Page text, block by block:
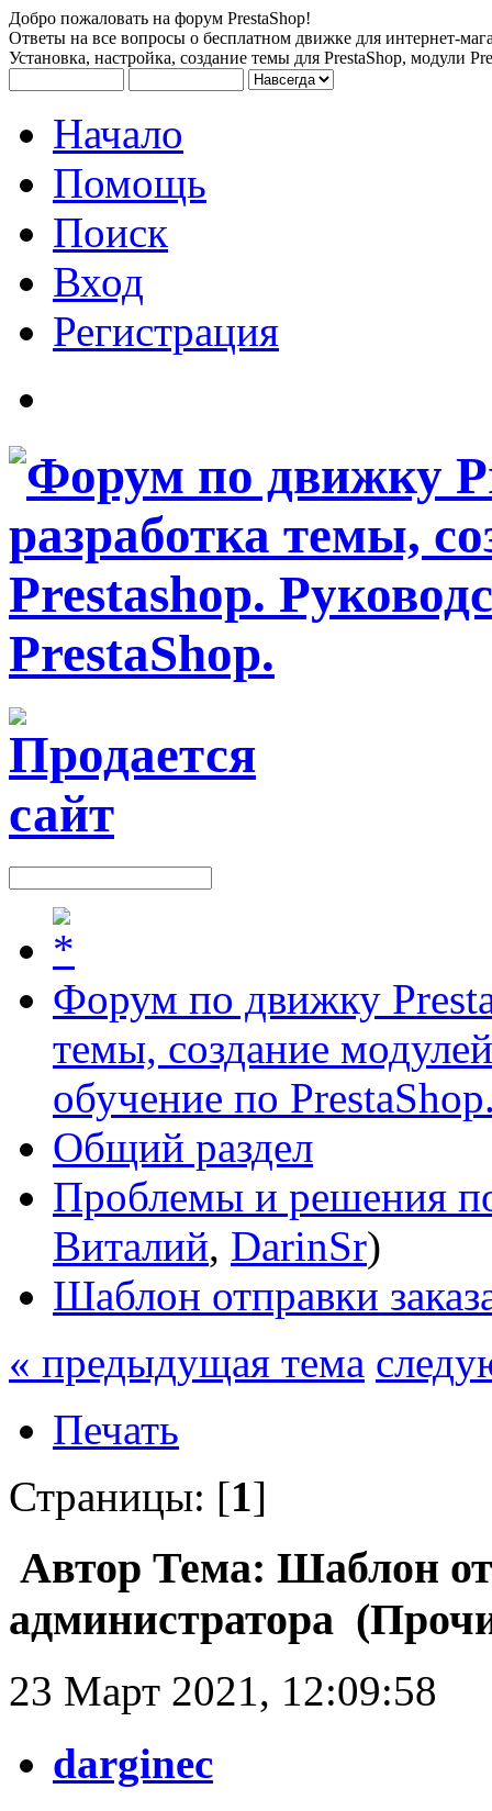
Добро пожаловать на форум PrestaShop!
Ответы на все вопросы о бесплатном движке для интернет-
Установка, настройка, создание темы для PrestaShop, модули
Начало
Помощь
Поиск
Вход
Регистрация
Форум по движку
темы, создание
обучение по
Общий раздел
Проблемы и решения
Виталий, DarinSr)
Шаблон отправки
« предыдущая тема
Печать
Страницы: [1]
Автор Тема: Шаблон
администратора
23 Март 2021, 12:09:58
darginec